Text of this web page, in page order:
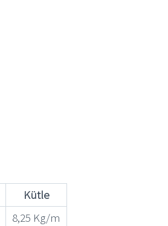
Kütle
8,25 Kg/m